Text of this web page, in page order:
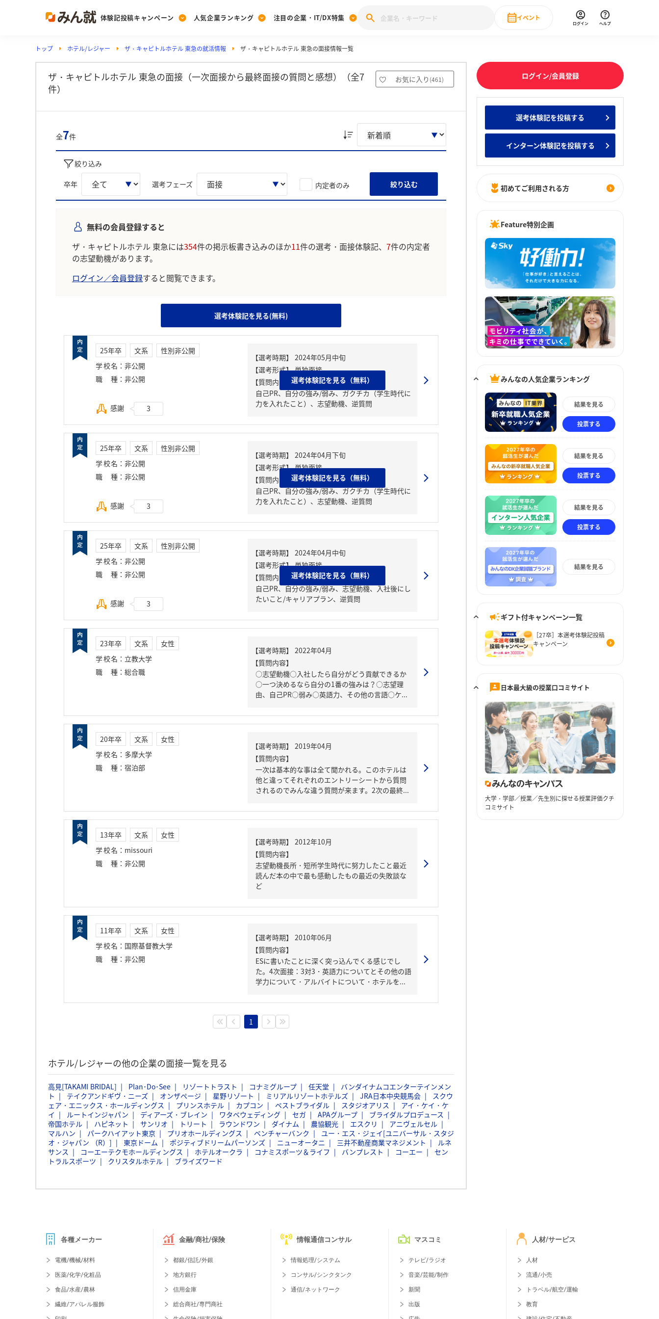
体験記投稿キャンペーン
Post
投稿する
[27卒] 本選考体験記投稿キャンペーン
人気企業ランキング
Ranking
ランキングを見る
みんなのDX企業就職ブランド調査
Vote みんなの新卒就職人気企業ランキング みんなのインターン人気企業ランキ
注目の企業・IT/DX特集
PickUp
注目の企業特集
28卒 IT・DX現場社員インタビュー
イベント
直近のイベント一覧
ログイン ヘルプ
トップ ホテル/レジャー ザ・キャピトルホテル 東急の就活情報 ザ・キャピトルホテル 東急の面接情報一覧
ザ・キャピトルホテル 東急の面接（一次面接から最終面接の質問と感想）（全7
件）
お気に入り (461)
全7件
絞り込み
卒年 選考フェーズ 内定者のみ 絞り込む
無料の会員登録すると
ザ・キャピトルホテル 東急には354件の掲示板書き込みのほか11件の選考・面接体験記、 7件の内定者
の志望動機があります。
ログイン／会員登録すると閲覧できます。
選考体験記を見る(無料)
25年卒 文系
性別非公開
学校名 ： 非公開
職種 ： 非公開
感謝 3
【質問内容・課題】
自己PR、自分の強み/弱み、ガクチカ（学生時代に
力を入れたこと）、志望動機、逆質問
選考体験記を見る（無料）
25年卒 文系
性別非公開
学校名 ： 非公開
職種 ： 非公開
感謝 3
【質問内容・課題】
自己PR、自分の強み/弱み、ガクチカ（学生時代に
力を入れたこと）、志望動機、逆質問
選考体験記を見る（無料）
25年卒 文系
性別非公開
学校名 ： 非公開
職種 ： 非公開
感謝 3
【質問内容・課題】
自己PR、自分の強み/弱み、志望動機、入社後にし
たいこと/キャリアプラン、逆質問
選考体験記を見る（無料）
23年卒 文系
女性
学校名 ： 立教大学
職種 ： 総合職
【質問内容】
○志望動機○入社したら自分がどう貢献できるか
○一つ決めるなら自分の1番の強みは？○志望理
由、自己PR○弱み○英語力、その他の言語○ケ...
20年卒 文系
女性
学校名 ： 多摩大学
職種 ： 宿泊部
【質問内容】
一次は基本的な事は全て聞かれる。このホテルは
他と違ってそれぞれのエントリーシートから質問
されるのでみんな違う質問が来ます。2次の最終...
13年卒 文系
女性
学校名 ： missouri
職種 ： 非公開
【質問内容】
志望動機長所・短所学生時代に努力したこと最近
読んだ本の中で最も感動したもの最近の失敗談な
ど
11年卒 文系
女性
学校名 ： 国際基督教大学
職種 ： 非公開
【質問内容】
ESに書いたことに深く突っ込んでくる感じでし
た。4次面接：3対3・英語力についてとその他の語
学力について・アルバイトについて・ホテルを...
1
ホテル/レジャーの他の企業の面接一覧を見る
高見[TAKAMI BRIDAL] Plan･Do･See リゾートトラスト コナミグループ 任天堂
バンダイナムコエンターテインメン
ト
テイクアンドギヴ・ニーズ オンザページ 星野リゾート ミリアルリゾートホテルズ JRA日本中央競馬会
スクウ
ェア・エニックス・ホールディングス
プリンスホテル カプコン ベストブライダル スタジオアリス
アイ・ケイ・ケ
イ
ルートインジャパン ディアーズ・ブレイン ワタベウェディング セガ APAグループ
ブライダルプロデュース
帝国ホテル
ハピネット サンリオ トリート ラウンドワン ダイナム 農協観光 エスクリ
アニヴェルセル
マルハン
パークハイアット東京 プリオホールディングス ベンチャーバンク
ユー・エス・ジェイ[ユニバーサル・スタジ
オ・ジャパン （R）]
東京ドーム ポジティブドリームパーソンズ ニューオータニ 三井不動産商業マネジメント
ルネ
サンス
コーエーテクモホールディングス ホテルオークラ コナミスポーツ＆ライフ バンプレスト コーエー
セン
トラルスポーツ
クリスタルホテル ブライズワード
ログイン/会員登録
選考体験記を投稿する
インターン体験記を投稿する
初めてご利用される方
Feature特別企画
みんなの人気企業ランキング
結果を見る
投票する
結果を見る
投票する
結果を見る
投票する
結果を見る
ギフト付キャンペーン一覧
［27卒］本選考体験記投稿
キャンペーン
日本最大級の授業口コミサイト
大学・学部／授業／先生別に探せる授業評価クチ
コミサイト
各種メーカー
電機/機械/材料
医薬/化学/化粧品
食品/水産/農林
繊維/アパレル服飾
金融/商社/保険
都銀/信託/外銀
地方銀行
信用金庫
総合商社/専門商社
情報通信コンサル
情報処理/システム
コンサル/シンクタンク
通信/ネットワーク
マスコミ
テレビ/ラジオ
音楽/芸能/制作
新聞
出版
人材/サービス
人材
流通/小売
トラベル/航空/運輸
教育